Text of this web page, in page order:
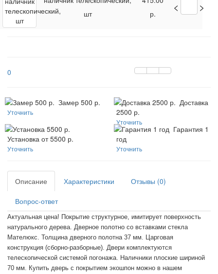
шт
р.
< >
0
Замер 500 р.
Уточнить
Доставка
2500 р.
Уточнить
Установка от 5500 р.
Уточнить
Гарантия 1
год
Уточнить
Описание Характеристики Отзывы (0)
Вопрос-ответ
Актуальная цена! Покрытие структурное, имитирует поверхность
натурального дерева. Дверное полотно со вставками стекла
Мателюкс. Толщина дверного полотна 37 мм. Царговая
конструкция (сборно-разборные). Двери комплектуются
телескопической системой погонажа. Наличники плоские шириной
70 мм. Купить дверь с покрытием экошпон можно в нашем